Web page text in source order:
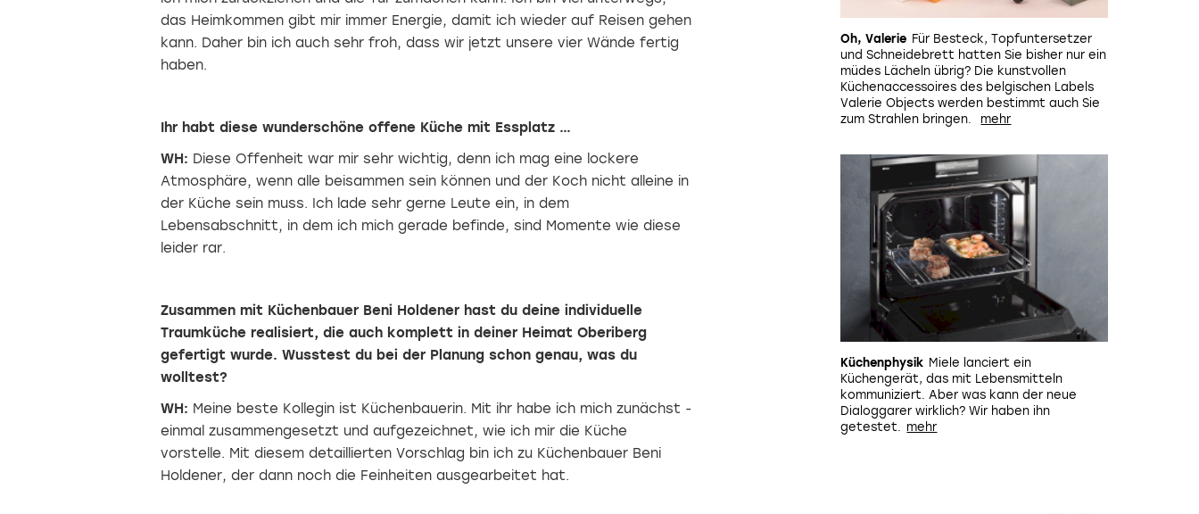
das Heimkommen gibt mir immer Energie, damit ich wieder auf Reisen gehen
kann. Daher bin ich auch sehr froh, dass wir jetzt unsere vier Wände fertig
haben.
Ihr habt diese wunderschöne offene Küche mit Essplatz …
WH: Diese Offenheit war mir sehr wichtig, denn ich mag eine lockere
Atmosphäre, wenn alle beisammen sein können und der Koch nicht alleine in
der Küche sein muss. Ich lade sehr gerne Leute ein, in dem
Lebensabschnitt, in dem ich mich gerade befinde, sind Momente wie diese
leider rar.
Zusammen mit Küchenbauer Beni Holdener hast du deine individuelle
Traumküche realisiert, die auch komplett in deiner Heimat Oberiberg
gefertigt wurde. Wusstest du bei der Planung schon genau, was du
wolltest?
WH: Meine beste Kollegin ist Küchenbauerin. Mit ihr habe ich mich zunächst ­
einmal zusammengesetzt und aufgezeichnet, wie ich mir die Küche
vorstelle. Mit diesem detaillierten Vorschlag bin ich zu Küchenbauer Beni
Holdener, der dann noch die Feinheiten ausgearbeitet hat.
Oh, Valerie Für Besteck, Topfuntersetzer
und Schneidebrett hatten Sie bisher nur ein
müdes Lächeln übrig? Die kunstvollen
Küchenaccessoires des belgischen Labels
Valerie Objects werden bestimmt auch Sie
zum Strahlen bringen.
Küchenphysik Miele lanciert ein
Küchengerät, das mit Lebensmitteln
kommuniziert. Aber was kann der neue
Dialoggarer wirklich? Wir haben ihn
getestet.